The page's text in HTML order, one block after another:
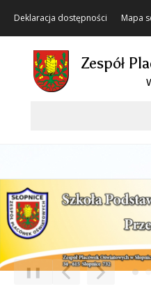
Deklaracja dostępności Mapa
Zespół
Poprzedni Element
Następny
❚❚